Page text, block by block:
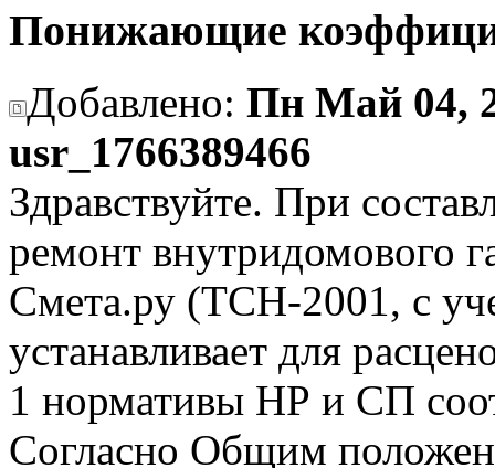
Понижающие
Добавлено: Пн Май 04,
usr_1766389466
Здравствуйте. При
ремонт внутридомового
Смета.ру (ТСН-2001, с
устанавливает для
1 нормативы НР и СП
Согласно Общим